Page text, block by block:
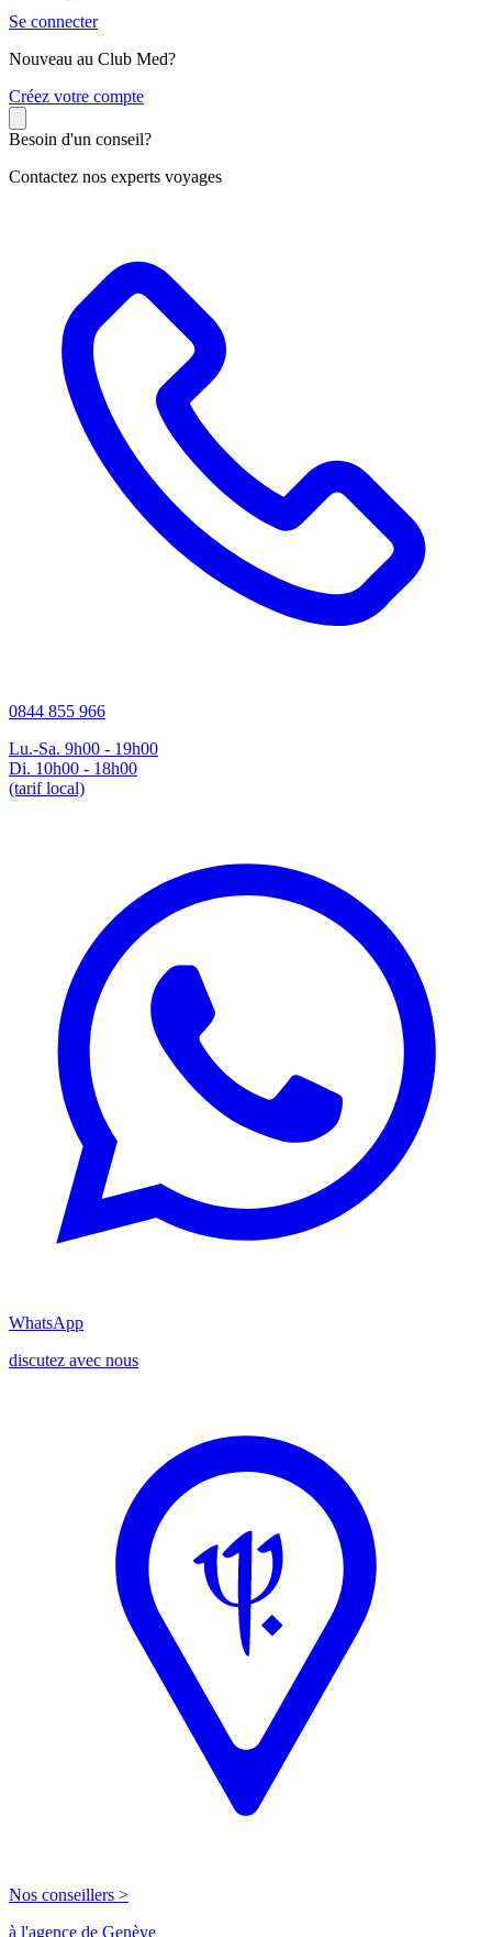
Se connecter
Nouveau au Club Med?
Créez votre compte
Besoin d'un conseil?
Contactez nos experts voyages
0844 855 966
Lu.-Sa. 9h00 - 19h00
Di. 10h00 - 18h00
(tarif local)
WhatsApp
discutez avec nous
Nos conseillers >
à l'agence de Genève